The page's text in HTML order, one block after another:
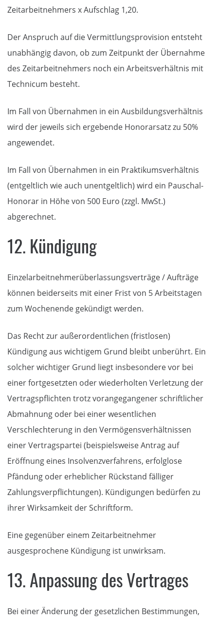
Zeitarbeitnehmers x Aufschlag 1,20.
Der Anspruch auf die Vermittlungsprovision entsteht
unabhängig davon, ob zum Zeitpunkt der Übernahme
des Zeitarbeitnehmers noch ein Arbeitsverhältnis mit
Technicum besteht.
Im Fall von Übernahmen in ein Ausbildungsverhältnis
wird der jeweils sich ergebende Honorarsatz zu 50%
angewendet.
Im Fall von Übernahmen in ein Praktikumsverhältnis
(entgeltlich wie auch unentgeltlich) wird ein Pauschal-
Honorar in Höhe von 500 Euro (zzgl. MwSt.)
abgerechnet.
12. Kündigung
Einzelarbeitnehmerüberlassungsverträge / Aufträge
können beiderseits mit einer Frist von 5 Arbeitstagen
zum Wochenende gekündigt werden.
Das Recht zur außerordentlichen (fristlosen)
Kündigung aus wichtigem Grund bleibt unberührt. Ein
solcher wichtiger Grund liegt insbesondere vor bei
einer fortgesetzten oder wiederholten Verletzung der
Vertragspflichten trotz vorangegangener schriftlicher
Abmahnung oder bei einer wesentlichen
Verschlechterung in den Vermögensverhältnissen
einer Vertragspartei (beispielsweise Antrag auf
Eröffnung eines Insolvenzverfahrens, erfolglose
Pfändung oder erheblicher Rückstand fälliger
Zahlungsverpflichtungen). Kündigungen bedürfen zu
ihrer Wirksamkeit der Schriftform.
Eine gegenüber einem Zeitarbeitnehmer
ausgesprochene Kündigung ist unwirksam.
13. Anpassung des Vertrages
Bei einer Änderung der gesetzlichen Bestimmungen,